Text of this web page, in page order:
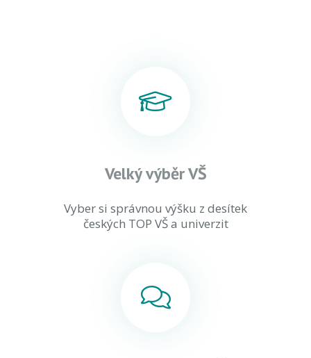
Velký výběr VŠ
Vyber si správnou výšku z desítek
českých TOP VŠ a univerzit